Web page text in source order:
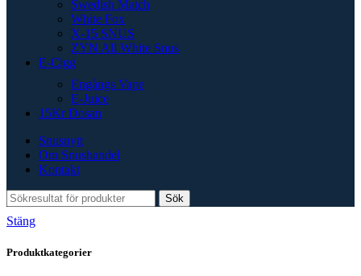
Swedish Match
White Fox
X-15 SNUS
ZYN All White Snus
E-Cigg
Engångs Vape
E-Juice
15Kr Dosan
Snusnytt
Om Snushandel
Kontakt
Sök
Stäng
Produktkategorier